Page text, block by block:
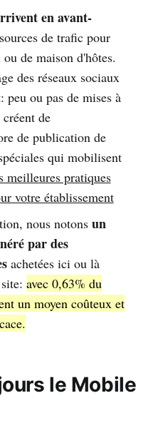
en avant-
de trafic pour
de maison d'hôtes.
des réseaux sociaux
peu ou pas de mises à
de
de publication de
qui mobilisent
meilleures pratiques
votre établissement
nous notons un
par des
achetées ici ou là
avec 0,63% du
un moyen coûteux et
le Mobile